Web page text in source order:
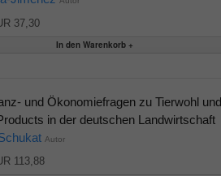
37,30
und Ökonomiefragen zu Tierwohl und
in der deutschen Landwirtschaft
Autor
113,88